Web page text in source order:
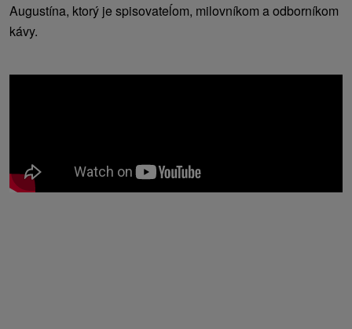
Augustína, ktorý je spisovateĺom, milovníkom a odborníkom
kávy.